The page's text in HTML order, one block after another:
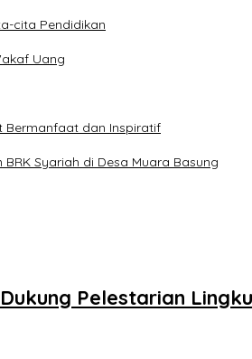
cita Pendidikan
Uang
Bermanfaat dan Inspiratif
Syariah di Desa Muara Basung
Pelestarian